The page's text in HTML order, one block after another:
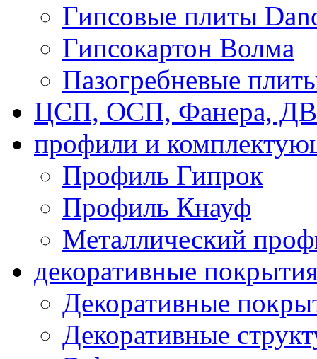
Гипсовые плиты
Гипсокартон Волма
Пазогребневые
ЦСП, ОСП, Фанера,
профили и
Профиль Гипрок
Профиль Кнауф
Металлический
декоративные
Декоративные
Декоративные